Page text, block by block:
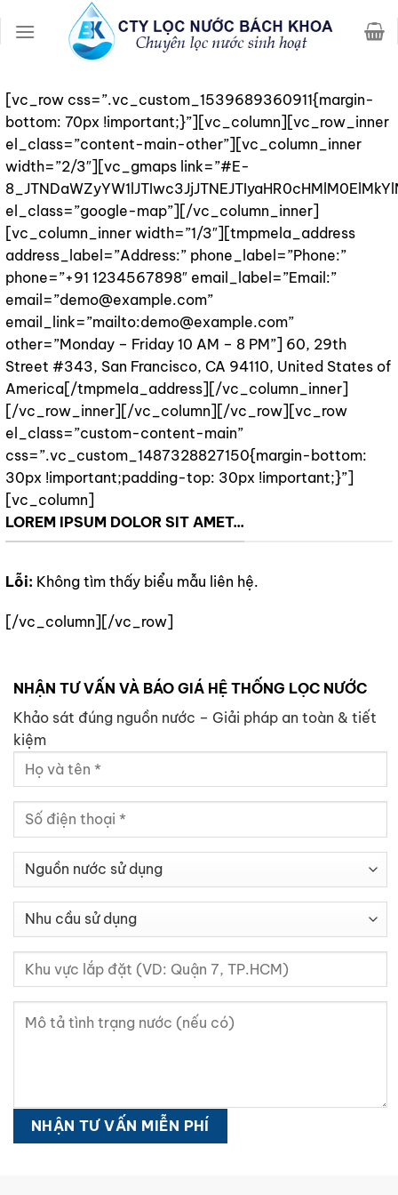
đến
[vc_row css=”.vc_custom_1539689360911{margin-
bottom: 70px !important;}”][vc_column][vc_row_inner
el_class=”content-main-other”][vc_column_inner
width=”2/3″][vc_gmaps link=”#E-
el_class=”google-map”][/vc_column_inner]
[vc_column_inner width=”1/3″][tmpmela_address
address_label=”Address:” phone_label=”Phone:”
phone=”+91 1234567898″ email_label=”Email:”
email=”demo@example.com”
email_link=”mailto:demo@example.com”
other=”Monday – Friday 10 AM – 8 PM”] 60, 29th
Street #343, San Francisco, CA 94110, United States of
America[/tmpmela_address][/vc_column_inner]
[/vc_row_inner][/vc_column][/vc_row][vc_row
el_class=”custom-content-main”
css=”.vc_custom_1487328827150{margin-bottom:
30px !important;padding-top: 30px !important;}”]
[vc_column]
LOREM IPSUM DOLOR SIT AMET...
Lỗi: Không tìm thấy biểu mẫu liên hệ.
[/vc_column][/vc_row]
NHẬN TƯ VẤN VÀ BÁO GIÁ HỆ THỐNG LỌC NƯỚC
Khảo sát đúng nguồn nước – Giải pháp an toàn & tiết
kiệm